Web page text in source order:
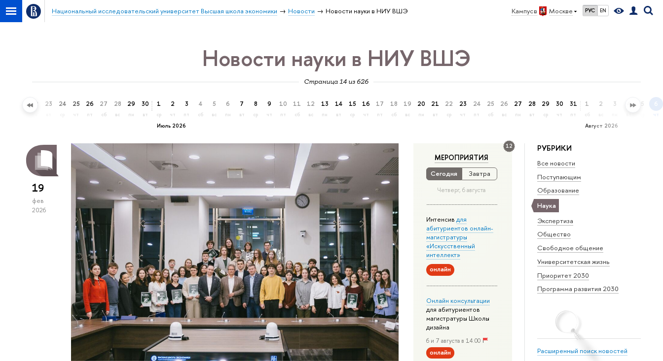
Кампус в Москве РУС EN
Национальный исследовательский университет Высшая школа экономики Новости Новости науки в НИУ ВШЭ
Новости науки в НИУ ВШЭ
Страница 14 из 626
22 23 24 25
чт
26
пт
27
сб
28
вс
29
пн
30
вт
Июль 2026
1
ср
2
чт
3
пт
4
сб
5
вс
6
пн
7
вт
8
ср
9
чт
10
пт
11
сб
12
вс
13
пн
14
вт
15
ср
16
чт
17
пт
18
сб
19
вс
20
пн
21
вт
22
ср
23
чт
24
пт
25
сб
26
вс
27
пн
28
вт
29
ср
30
чт
31
пт
Август 2026
1
сб
2 3 4 5 6
чт
РУБРИКИ
Все новости
Поступающим
Образование
Наука
Экспертиза
Общество
Свободное общение
Университетская жизнь
Приоритет 2030
Программа развития 2030
Расширенный поиск новостей
12
МЕРОПРИЯТИЯ
Сегодня Завтра
Четверг, 6 августа
Интенсив для
абитуриентов онлайн-
магистратуры
«Искусственный
интеллект»
онлайн
Онлайн консультации
для абитуриентов
магистратуры Школы
дизайна
6 и 7 августа в 14:00
онлайн
19
фев
2026